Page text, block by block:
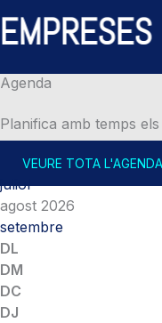
Agenda
Planifica amb temps
VEURE TOTA L'AGENDA
juliol
agost 2026
setembre
DL
DM
DC
DJ